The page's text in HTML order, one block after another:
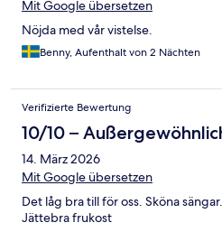
Mit Google übersetzen
Nöjda med vår vistelse.
Benny, Aufenthalt von 2 Nächten
Verifizierte Bewertung
10/10 –
14. März 2026
Mit Google übersetzen
Det låg bra till för oss. Sköna
Jättebra frukost